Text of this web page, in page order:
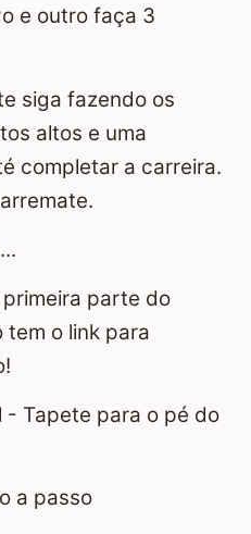
e outro faça 3
siga fazendo os
altos e uma
completar a carreira.
parte do
tem o link para
- Tapete para o pé do
a passo